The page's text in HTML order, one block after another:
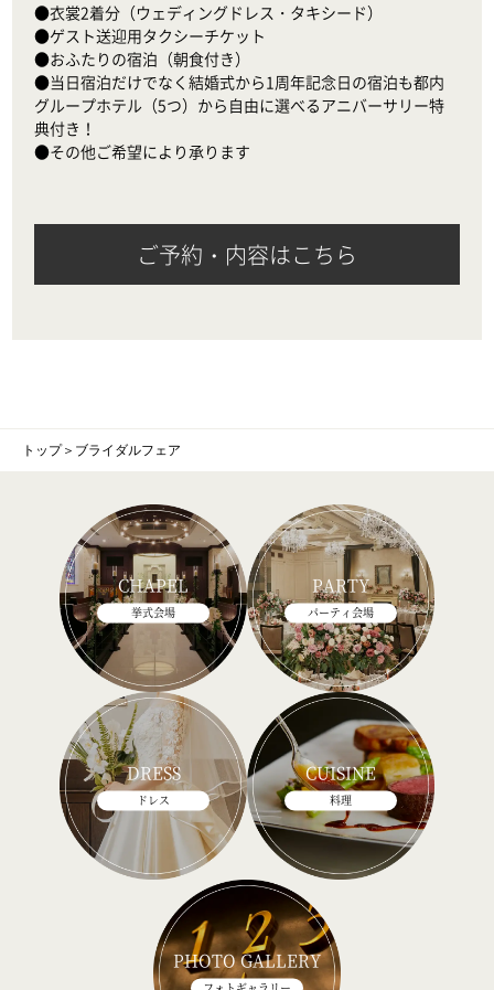
●衣裳2着分（ウェディングドレス・タキシード）
●ゲスト送迎用タクシーチケット
●おふたりの宿泊（朝食付き）
●当日宿泊だけでなく結婚式から1周年記念日の宿泊も都内
グループホテル（5つ）から自由に選べるアニバーサリー特
典付き！
●その他ご希望により承ります
ご予約・内容はこちら
トップ＞ ブライダルフェア
CHAPEL
挙式会場
PARTY
パーティ会場
DRESS
ドレス
CUISINE
料理
PHOTO GALLERY